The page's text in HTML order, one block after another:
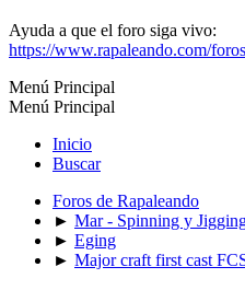
Ayuda a que el foro siga vivo:
https://www.rapaleando.com/
Menú Principal
Menú Principal
Inicio
Buscar
Foros de Rapaleando
► Mar - Spinning y
► Eging
► Major craft first cast